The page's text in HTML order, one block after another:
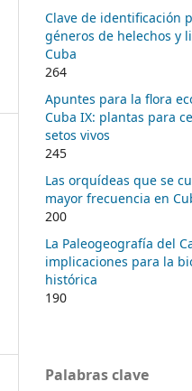
Clave de identificación
géneros de helechos y
Cuba
264
Apuntes para la flora
Cuba IX: plantas para
setos vivos
245
Las orquídeas que se
mayor frecuencia en
200
La Paleogeografía del
implicaciones para la
histórica
190
Palabras clave